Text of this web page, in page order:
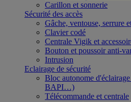
Carillon et sonnerie
Sécurité des accès
Gâche, ventouse, serrure
Clavier codé
Centrale Vigik et
Bouton et poussoir anti-
Intrusion
Eclairage de sécurité
Bloc autonome
BAPI…)
Télécommande et centrale